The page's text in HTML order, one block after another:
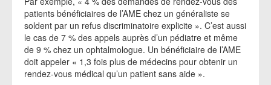
patients bénéficiaires de l’AME chez un généraliste se
soldent par un refus discriminatoire explicite ». C’est aussi
le cas de 7 % des appels auprès d’un pédiatre et même
de 9 % chez un ophtalmologue. Un bénéficiaire de l’AME
doit appeler « 1,3 fois plus de médecins pour obtenir un
rendez-vous médical qu’un patient sans aide ».